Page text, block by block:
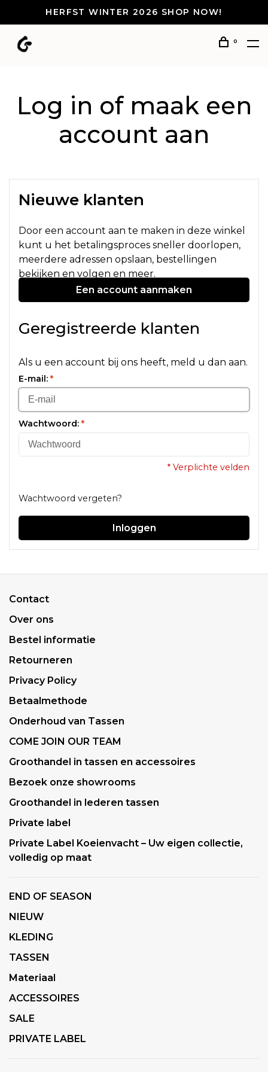
HERFST WINTER 2026 SHOP NOW!
0
Log in of maak een
account aan
Nieuwe klanten
Door een account aan te maken in deze winkel
kunt u het betalingsproces sneller doorlopen,
meerdere adressen opslaan, bestellingen
bekijken en volgen en meer.
Een account aanmaken
Geregistreerde klanten
Als u een account bij ons heeft, meld u dan aan.
E-mail: *
Wachtwoord: *
* Verplichte velden
Wachtwoord vergeten?
Inloggen
Contact
Over ons
Bestel informatie
Retourneren
Privacy Policy
Betaalmethode
Onderhoud van Tassen
COME JOIN OUR TEAM
Groothandel in tassen en accessoires
Bezoek onze showrooms
Groothandel in lederen tassen
Private label
Private Label Koeienvacht – Uw eigen collectie,
volledig op maat
END OF SEASON
NIEUW
KLEDING
TASSEN
Materiaal
ACCESSOIRES
SALE
PRIVATE LABEL